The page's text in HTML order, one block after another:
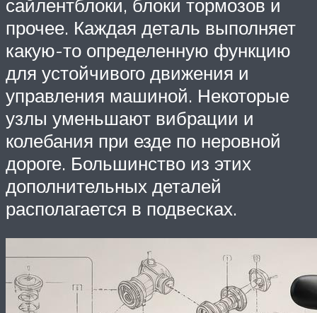
сайлентблоки, блоки тормозов и
прочее. Каждая деталь выполняет
какую-то определенную функцию
для устойчивого движения и
управления машиной. Некоторые
узлы уменьшают вибрации и
колебания при езде по неровной
дороге. Большинство из этих
дополнительных деталей
располагается в подвесках.